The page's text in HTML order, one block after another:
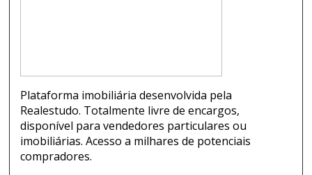
Plataforma imobiliária desenvolvida pela
Realestudo. Totalmente livre de encargos,
disponível para vendedores particulares ou
imobiliárias. Acesso a milhares de potenciais
compradores.